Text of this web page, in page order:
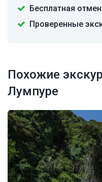
Бесплатная
Проверенные
Похожие
Лумпуре